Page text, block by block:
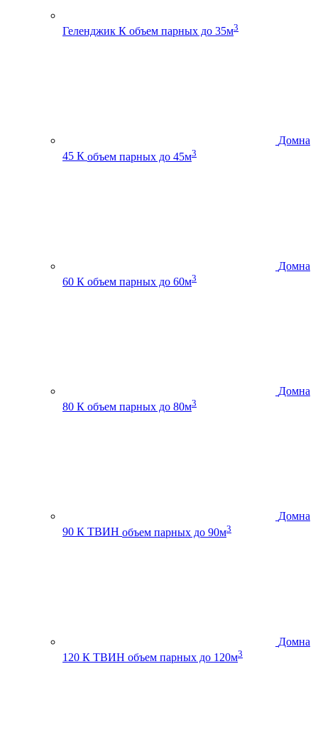
Геленджик К объем парных до 35м3
Домна
45 К объем парных до 45м3
Домна
60 К объем парных до 60м3
Домна
80 К объем парных до 80м3
Домна
90 К ТВИН объем парных до 90м3
Домна
120 К ТВИН объем парных до 120м3